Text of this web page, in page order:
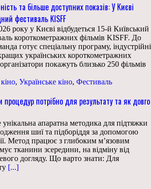
та більше доступних показів: У Києві
фестиваль KISFF
року у Києві відбудеться 15-й Київський
короткометражних фільмів KISFF. До
готує спеціальну програму, індустрійні
українських короткометражних
покажуть близько 250 фільмів
, Українське кіно, Фестиваль
процедур потрібно для результату та як довго
апаратна методика для підтяжки
шиї та підборіддя за допомогою
Метод працює з глибоким м’язовим
тканини зсередини, на відміну від
догляду. Що варто знати: Для
[...]